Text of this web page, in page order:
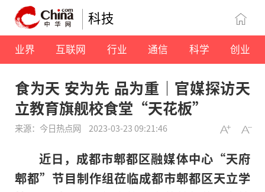
科技
业界 互联网 行业 通信 科学 创业
食为天 安为先 品为重｜官媒探访天
立教育旗舰校食堂“天花板”
来源：今日热点网 2023-03-23 09:21:46
近日，成都市郫都区融媒体中心“天府
郫都”节目制作组莅临成都市郫都区天立学